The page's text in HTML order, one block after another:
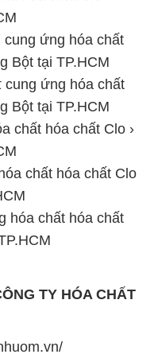
cung ứng hóa chất
Bột tại TP.HCM
cung ứng hóa chất
Bột tại TP.HCM
chất hóa chất Clo ›
chất hóa chất Clo
hóa chất hóa chất
TY HÓA CHẤT